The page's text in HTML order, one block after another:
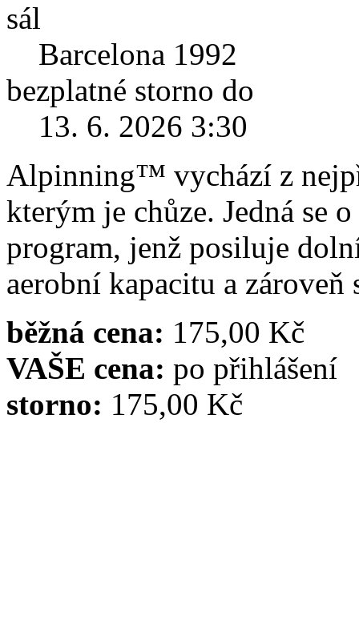
sál
Barcelona 1992
bezplatné storno do
13. 6. 2026 3:30
Alpinning™ vychází z
kterým je chůze. Jedná se
program, jenž posiluje
aerobní kapacitu a
běžná cena: 175,00 Kč
VAŠE cena: po přihlášení
storno: 175,00 Kč